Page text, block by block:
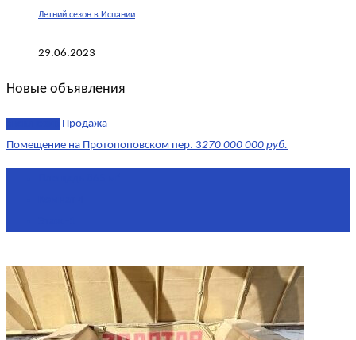
Летний сезон в Испании
29.06.2023
Новые объявления
Продажа
Помещение на Протопоповском пер. 3270 000 000 руб.